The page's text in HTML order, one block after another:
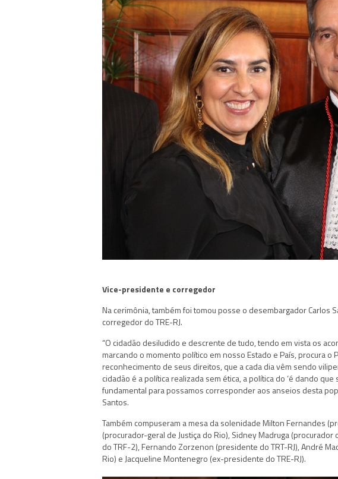
Vice-presidente e corregedor
Na cerimônia, também foi tomou posse o desembargador Carlos
corregedor do TRE-RJ.
“O cidadão desiludido e descrente de tudo, tendo em vista os
marcando o momento político em nosso Estado e País, procura o
reconhecimento de seus direitos, que a cada dia vêm sendo
cidadão é a política realizada sem ética, a política do ‘é dando
fundamental para possamos corresponder aos anseios desta
Santos.
Também compuseram a mesa da solenidade Milton Fernandes
(procurador-geral de Justiça do Rio), Sidney Madruga
do TRF-2), Fernando Zorzenon (presidente do TRT-RJ), André
Rio) e Jacqueline Montenegro (ex-presidente do TRE-RJ).